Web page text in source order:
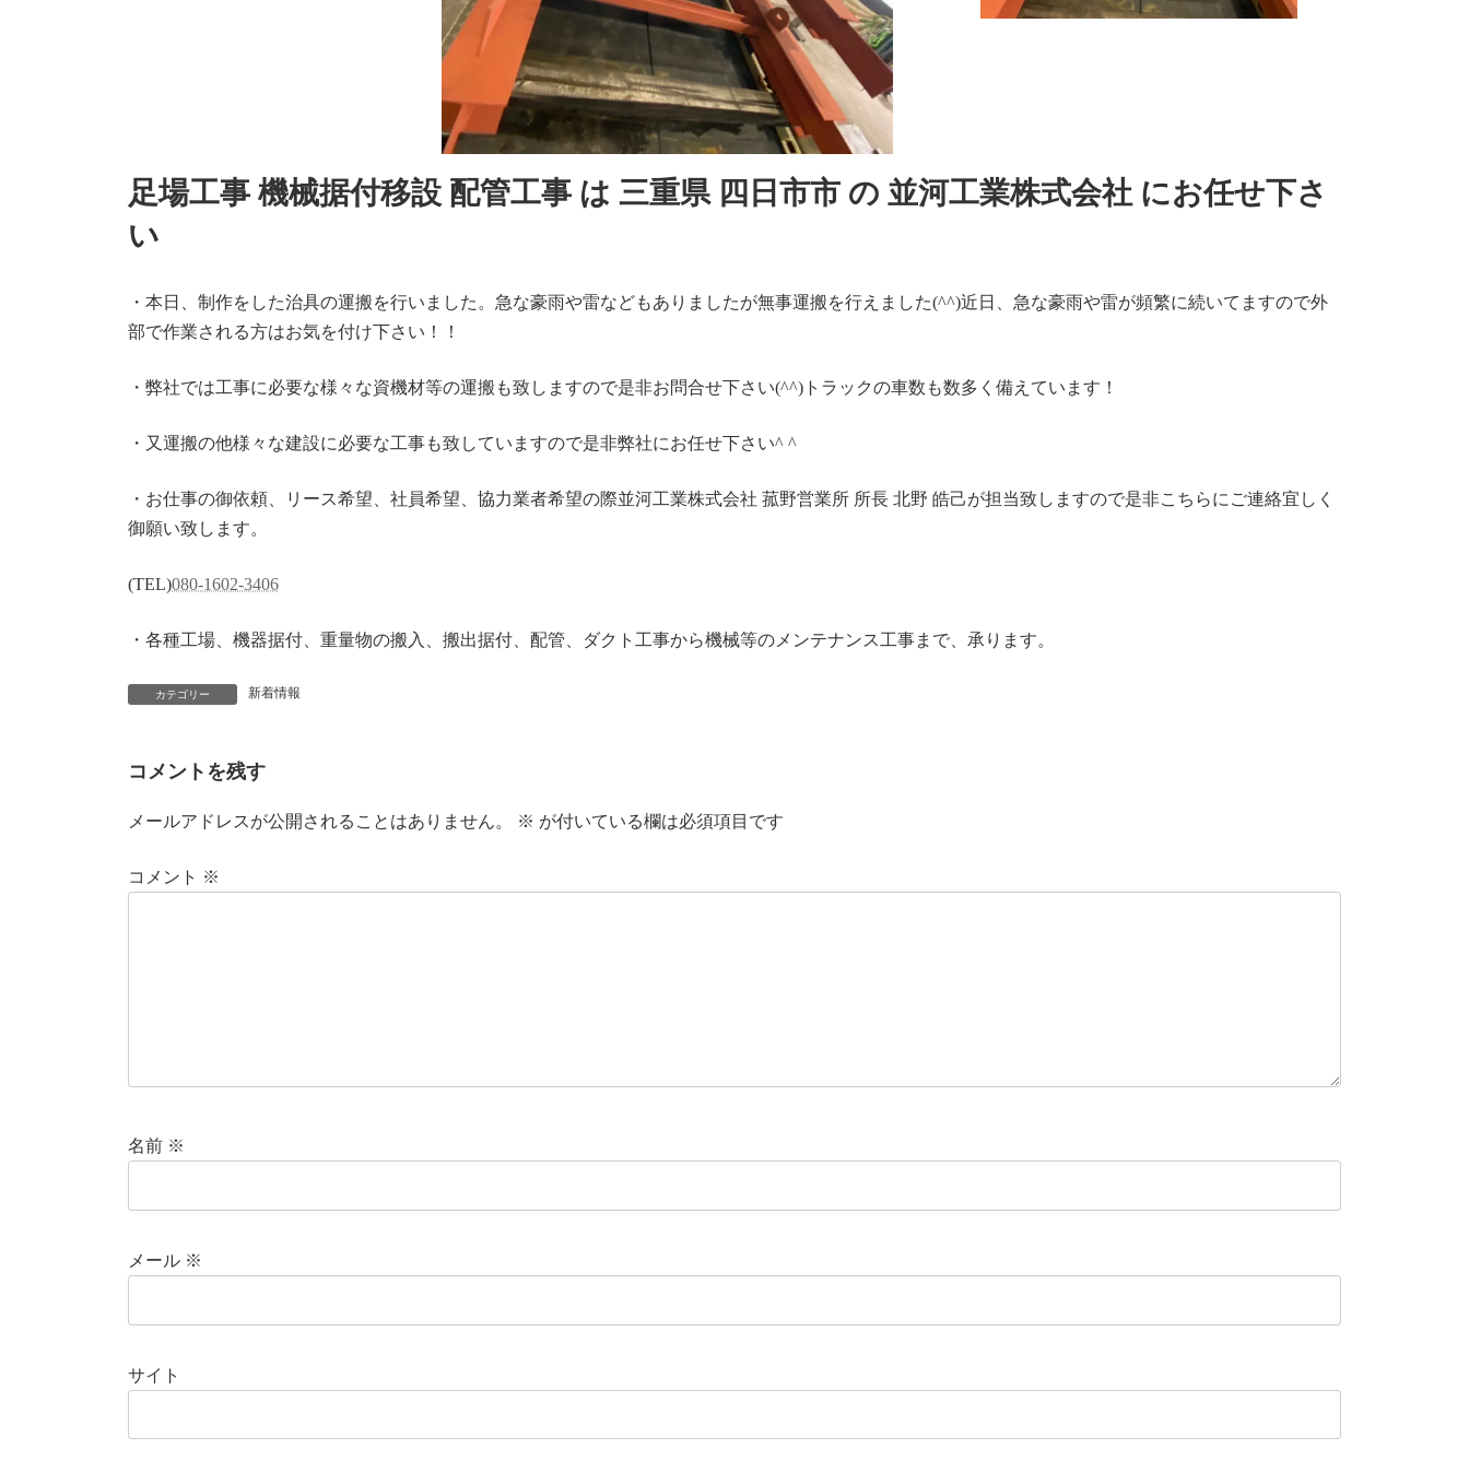
足場工事 機械据付移設 配管工事 は 三重県 四日市市 の 並河工業株式会社 にお任せ下さ
い
・本日、制作をした治具の運搬を行いました。急な豪雨や雷などもありましたが無事運搬を行えました(^^)近日、急な豪雨や雷が頻繁に続いてますので外
部で作業される方はお気を付け下さい！！
・弊社では工事に必要な様々な資機材等の運搬も致しますので是非お問合せ下さい(^^)トラックの車数も数多く備えています！
・又運搬の他様々な建設に必要な工事も致していますので是非弊社にお任せ下さい^ ^
・お仕事の御依頼、リース希望、社員希望、協力業者希望の際並河工業株式会社 菰野営業所 所長 北野 皓己が担当致しますので是非こちらにご連絡宜しく
御願い致します。
(TEL)080-1602-3406
・各種工場、機器据付、重量物の搬入、搬出据付、配管、ダクト工事から機械等のメンテナンス工事まで、承ります。
カテゴリー 新着情報
コメントを残す
メールアドレスが公開されることはありません。 ※ が付いている欄は必須項目です
コメント ※
名前 ※
メール ※
サイト